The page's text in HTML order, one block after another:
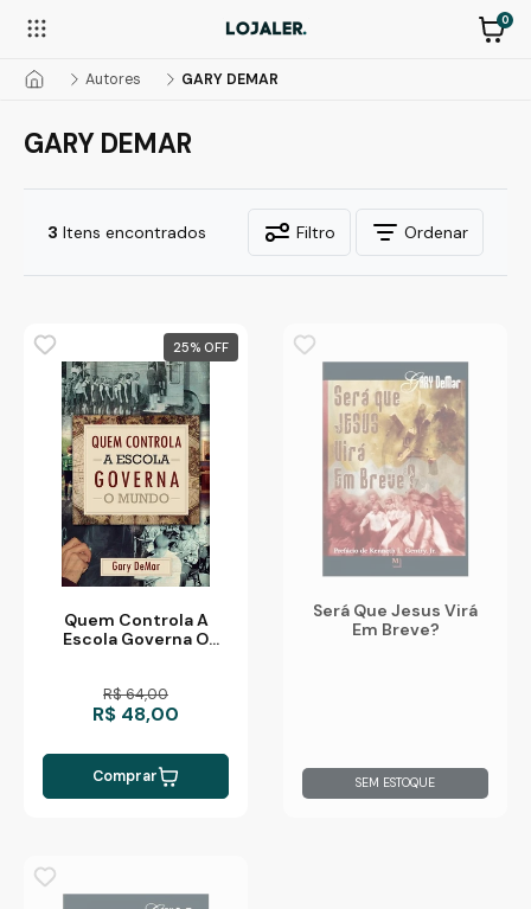
0
Autores GARY DEMAR
GARY DEMAR
3 Itens encontrados Filtro Ordenar
25%
Quem Controla A
Escola Governa O
R$ 64,00
R$ 48,00
Comprar
Será Que Jesus Virá
Em Breve?
SEM ESTOQUE